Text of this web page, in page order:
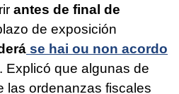
antes de final de
de exposición
se hai ou non acordo
Explicó que algunas de
las ordenanzas fiscales